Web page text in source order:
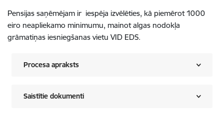
Pensijas saņēmējam ir iespēja izvēlēties, kā piemērot 1000
eiro neapliekamo minimumu, mainot algas nodokļa
grāmatiņas iesniegšanas vietu VID EDS.
Procesa apraksts
Saistītie dokumenti